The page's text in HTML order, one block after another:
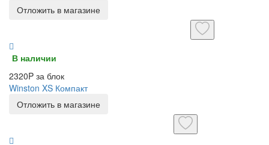
Отложить в магазине
В наличии
2320P за блок
Winston XS Компакт
Отложить в магазине